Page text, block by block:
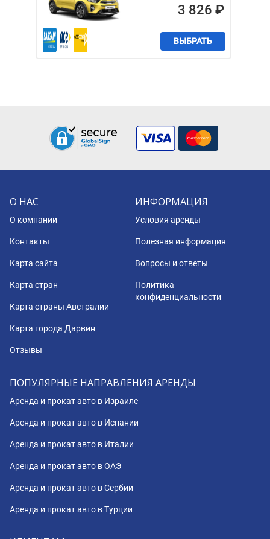
3 826 ₽
ВЫБРАТЬ
О НАС
О компании
Контакты
Карта сайта
Карта стран
Карта страны Австралии
Карта города Дарвин
Отзывы
ИНФОРМАЦИЯ
Условия аренды
Полезная информация
Вопросы и ответы
Политика
конфиденциальности
ПОПУЛЯРНЫЕ НАПРАВЛЕНИЯ АРЕНДЫ
Аренда и прокат авто в Израиле
Аренда и прокат авто в Испании
Аренда и прокат авто в Италии
Аренда и прокат авто в ОАЭ
Аренда и прокат авто в Сербии
Аренда и прокат авто в Турции